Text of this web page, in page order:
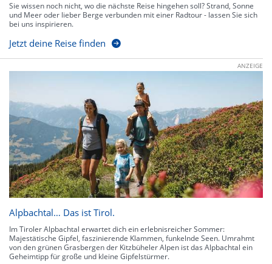
Sie wissen noch nicht, wo die nächste Reise hingehen soll? Strand, Sonne
und Meer oder lieber Berge verbunden mit einer Radtour - lassen Sie sich
bei uns inspirieren.
Jetzt deine Reise finden
ANZEIGE
Alpbachtal… Das ist Tirol.
Im Tiroler Alpbachtal erwartet dich ein erlebnisreicher Sommer:
Majestätische Gipfel, faszinierende Klammen, funkelnde Seen. Umrahmt
von den grünen Grasbergen der Kitzbüheler Alpen ist das Alpbachtal ein
Geheimtipp für große und kleine Gipfelstürmer.